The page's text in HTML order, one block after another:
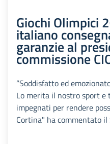
Giochi Olimpici
italiano
garanzie al
commissione
“Soddisfatto ed
Lo merita il nostro sport e
impegnati per rendere
Cortina" ha commentato